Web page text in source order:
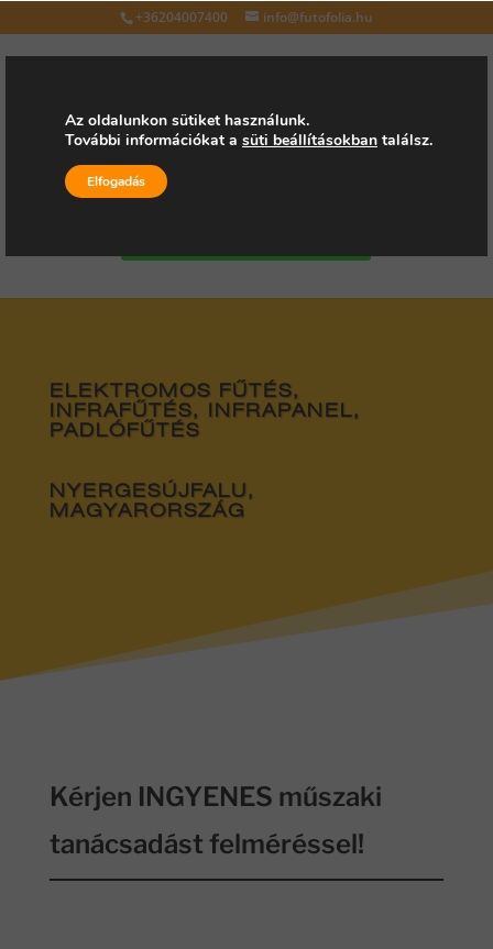
+36204007400 info@futofolia.hu
Válasszon oldalt
ELEKTROMOS FŰTÉS,
INFRAFŰTÉS, INFRAPANEL,
PADLÓFŰTÉS
NYERGESÚJFALU,
MAGYARORSZÁG
Kérjen INGYENES műszaki
tanácsadást felméréssel!
Az oldalunkon sütiket használunk.
További információkat a süti beállításokban találsz.
Elfogadás